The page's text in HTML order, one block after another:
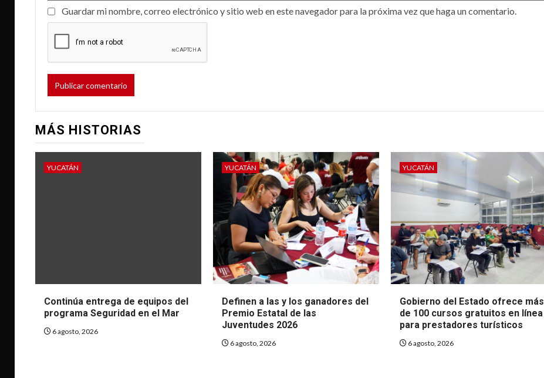
Guardar mi nombre, correo electrónico y sitio web en este navegador para la próxima vez que haga un comentario.
MÁS HISTORIAS
YUCATÁN
Continúa entrega de equipos del
programa Seguridad en el Mar
6 agosto, 2026
YUCATÁN
Definen a las y los ganadores del
Premio Estatal de las
Juventudes 2026
6 agosto, 2026
YUCATÁN
Gobierno del Estado ofrece más
de 100 cursos gratuitos en línea
para prestadores turísticos
6 agosto, 2026